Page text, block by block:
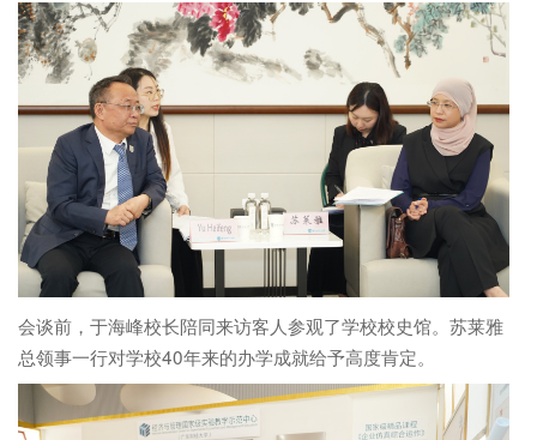
会谈前，于海峰校长陪同来访客人参观了学校校史馆。苏莱雅
总领事一行对学校40年来的办学成就给予高度肯定。